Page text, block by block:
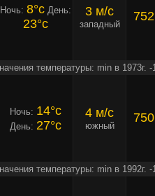
Ночь: 8°cДень:
23°c
3 м/c
западный
752
температуры: min в 1973г.
Ночь: 14°c
День: 27°c
4 м/c
южный
750
температуры: min в 1992г.